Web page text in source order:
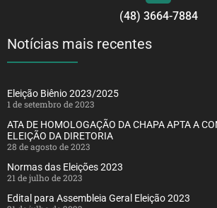
(48) 3664-7884
Notícias mais recentes
Eleição Biênio 2023/2025
1 de setembro de 2023
ATA DE HOMOLOGAÇÃO DA CHAPA APTA A
ELEIÇÃO DA DIRETORIA
28 de agosto de 2023
Normas das Eleições 2023
21 de julho de 2023
Edital para Assembleia Geral Eleição 2023